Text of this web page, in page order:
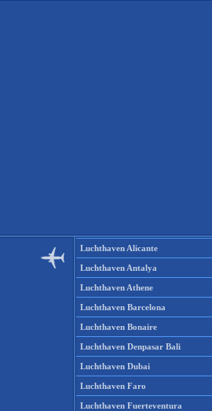
Luchthaven Alicante
Luchthaven Antalya
Luchthaven Athene
Luchthaven Barcelona
Luchthaven Bonaire
Luchthaven Denpasar Bali
Luchthaven Dubai
Luchthaven Faro
Luchthaven Fuerteventura